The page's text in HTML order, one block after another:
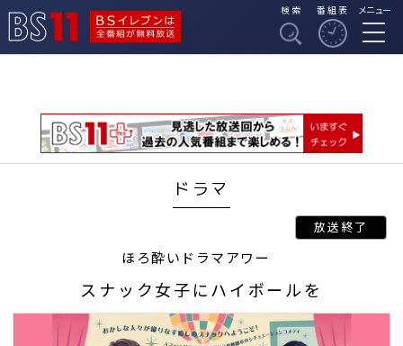
BSイレブンは全番組
検索 番組表 メニュー
ドラマ
ほろ酔いドラマアワー
スナック女子にハイボールを